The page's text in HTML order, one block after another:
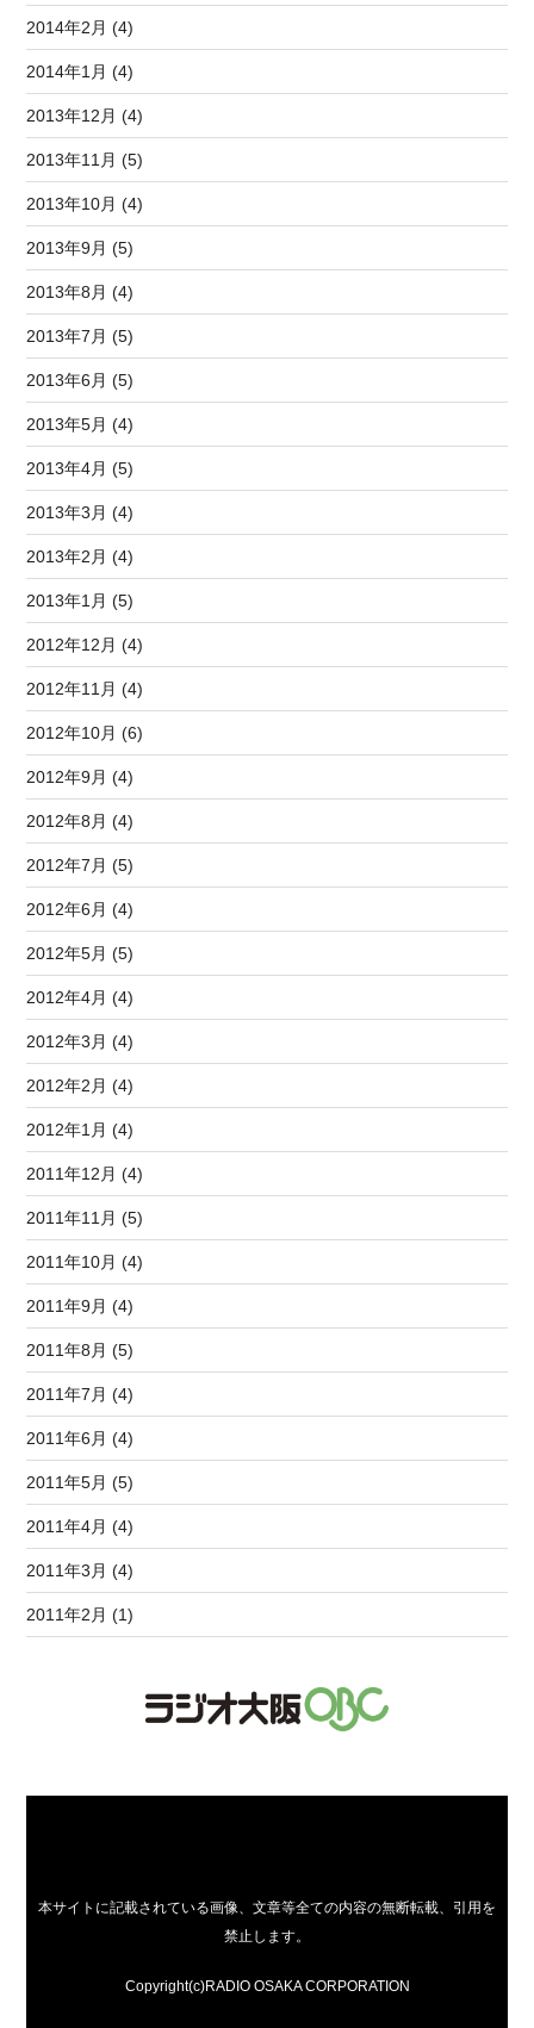
2014年2月 (4)
2014年1月 (4)
2013年12月 (4)
2013年11月 (5)
2013年10月 (4)
2013年9月 (5)
2013年8月 (4)
2013年7月 (5)
2013年6月 (5)
2013年5月 (4)
2013年4月 (5)
2013年3月 (4)
2013年2月 (4)
2013年1月 (5)
2012年12月 (4)
2012年11月 (4)
2012年10月 (6)
2012年9月 (4)
2012年8月 (4)
2012年7月 (5)
2012年6月 (4)
2012年5月 (5)
2012年4月 (4)
2012年3月 (4)
2012年2月 (4)
2012年1月 (4)
2011年12月 (4)
2011年11月 (5)
2011年10月 (4)
2011年9月 (4)
2011年8月 (5)
2011年7月 (4)
2011年6月 (4)
2011年5月 (5)
2011年4月 (4)
2011年3月 (4)
2011年2月 (1)
本サイトに記載されている画像、文章等全ての内容の無断転載、引用を
禁止します。
Copyright(c)RADIO OSAKA CORPORATION